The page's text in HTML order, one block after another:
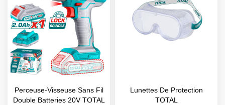
Perceuse-Visseuse Sans Fil
Double Batteries 20V TOTAL
Lunettes De Protection
TOTAL